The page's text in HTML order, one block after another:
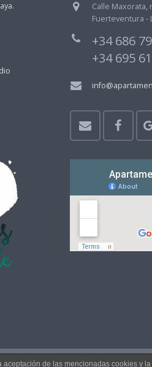
Calle Maxorata,
Fuerteventura -
+34 686
+34 695
de las mencionadas cookies y